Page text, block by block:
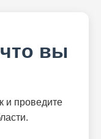
вы
и проведите